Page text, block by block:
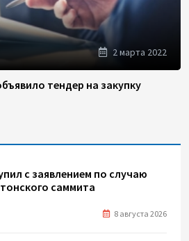
2 марта 2022
тендер на закупку
с заявлением по случаю
саммита
8 августа 2026